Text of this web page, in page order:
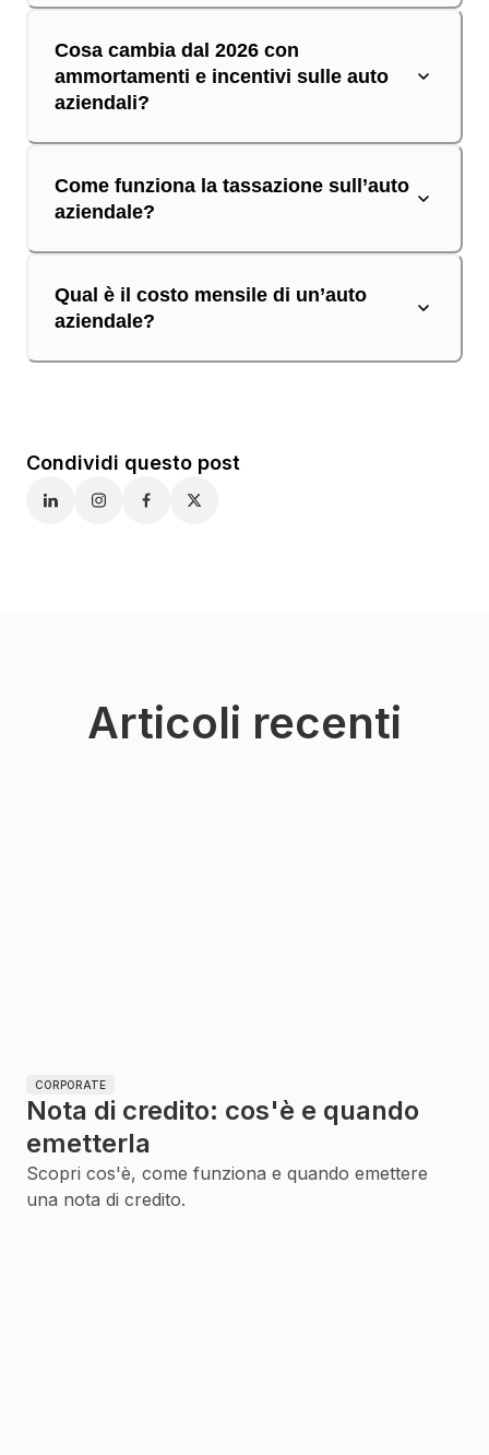
Cosa cambia dal 2026 con
ammortamenti e incentivi sulle auto
aziendali?
Come funziona la tassazione sull’auto
aziendale?
Qual è il costo mensile di un’auto
aziendale?
Condividi questo post
Articoli recenti
CORPORATE
Nota di credito: cos'è e quando
emetterla
Scopri cos'è, come funziona e quando emettere
una nota di credito.